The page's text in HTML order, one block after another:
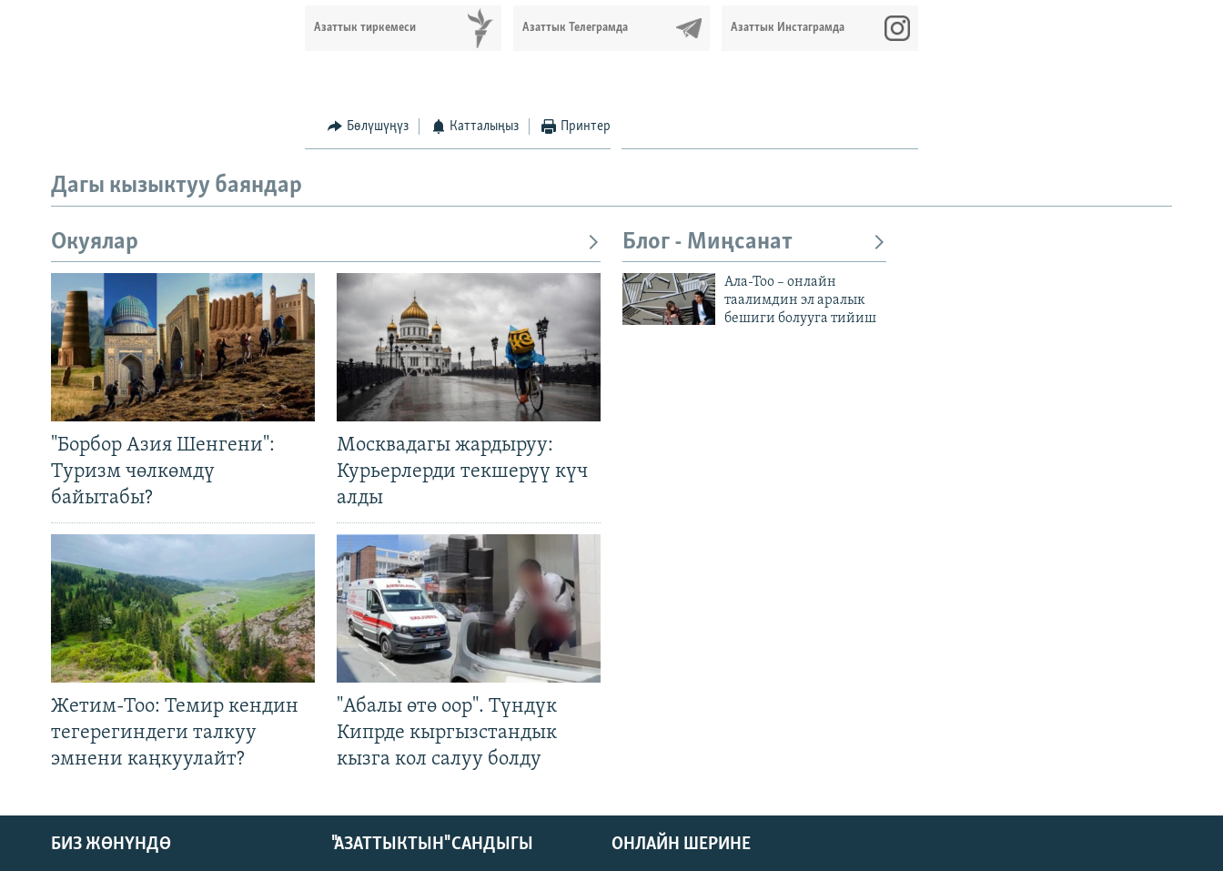
Азаттык тиркемеси Азаттык Телеграмда Азаттык Инстаграмда
Бөлүшүңүз Катталыңыз Принтер
Дагы кызыктуу баяндар
Окуялар
"Борбор Азия Шенгени":
Туризм чөлкөмдү
байытабы?
Москвадагы жардыруу:
Курьерлерди текшерүү күч
алды
Жетим-Тоо: Темир кендин
тегерегиндеги талкуу
эмнени каңкуулайт?
"Абалы өтө оор". Түндүк
Кипрде кыргызстандык
кызга кол салуу болду
Блог - Миңсанат
Ала-Тоо – онлайн
таалимдин эл аралык
бешиги болууга тийиш
ОНЛАЙН ШЕРИНЕ
БИЗ ЖӨНҮНДӨ "АЗАТТЫКТЫН" САНДЫГЫ